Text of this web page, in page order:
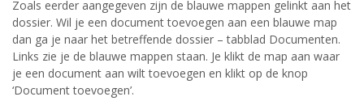
Zoals eerder aangegeven zijn de blauwe mappen gelinkt aan het
dossier. Wil je een document toevoegen aan een blauwe map
dan ga je naar het betreffende dossier – tabblad Documenten.
Links zie je de blauwe mappen staan. Je klikt de map aan waar
je een document aan wilt toevoegen en klikt op de knop
‘Document toevoegen’.